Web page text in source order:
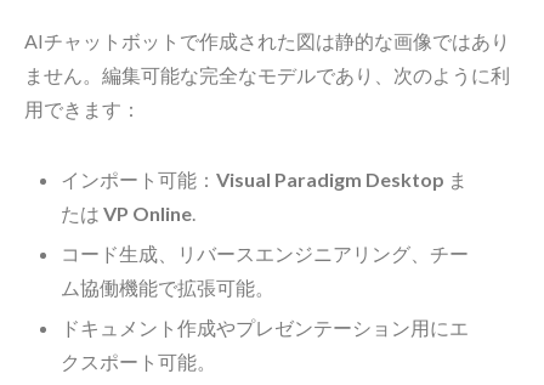
AIチャットボットで作成された図は静的な画像ではあり
ません。編集可能な完全なモデルであり、次のように利
用できます：
インポート可能： Visual Paradigm Desktop ま
たは VP Online.
コード生成、リバースエンジニアリング、チー
ム協働機能で拡張可能。
ドキュメント作成やプレゼンテーション用にエ
クスポート可能。